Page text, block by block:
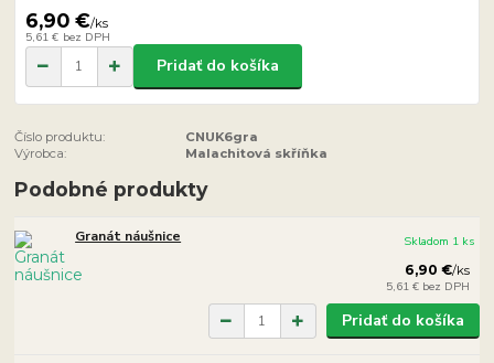
6,90 €/ks
5,61 € bez DPH
Pridať do košíka
Číslo produktu:
CNUK6gra
Výrobca:
Malachitová skříňka
Podobné produkty
Granát náušnice
6,90 €/ks
5,61 € bez DPH
Skladom 1 ks
Pridať do košíka